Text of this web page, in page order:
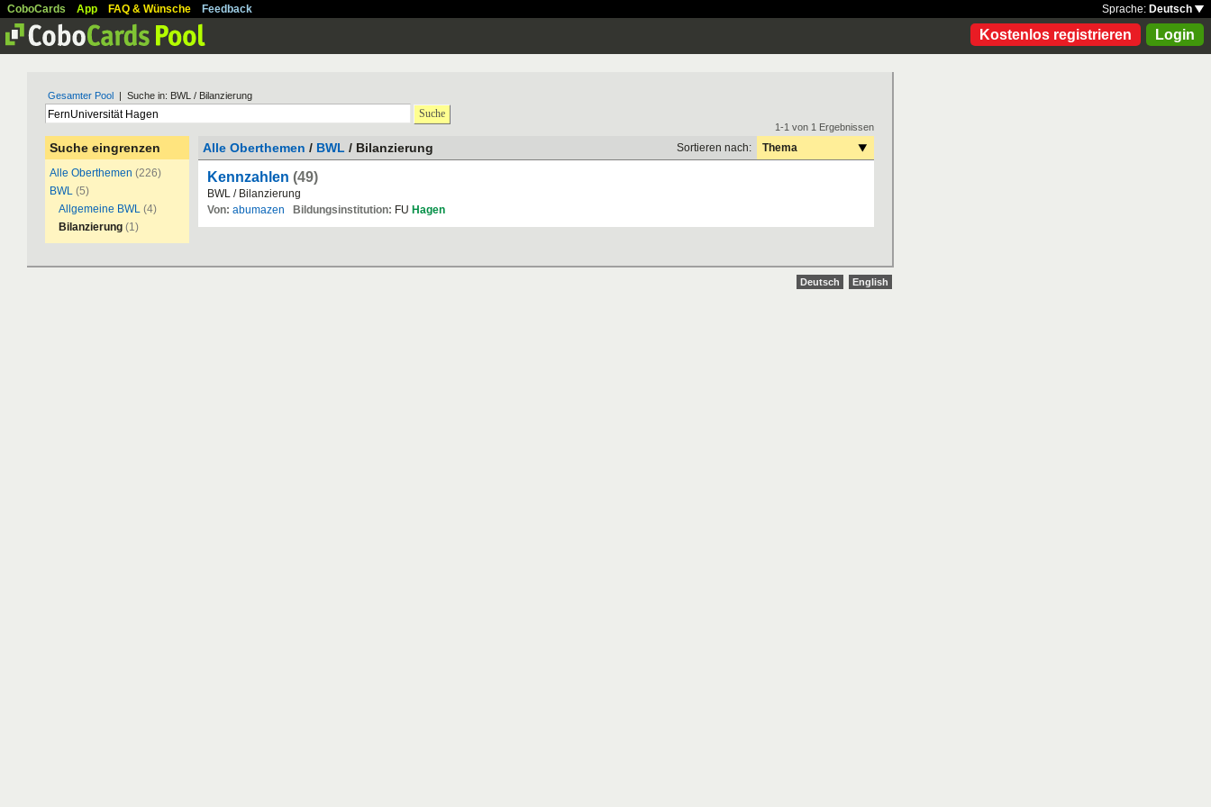
CoboCards App FAQ & Wünsche Feedback Sprache: Deutsch
Kostenlos registrieren Login
Gesamter Pool | Suche in: BWL / Bilanzierung
Suche
Suche eingrenzen
Alle Oberthemen (226)
BWL (5)
Allgemeine BWL (4)
Bilanzierung (1)
1-1 von 1 Ergebnissen
Alle Oberthemen / BWL / Bilanzierung Sortieren nach: Thema
Kennzahlen (49)
BWL / Bilanzierung
Von: abumazen Bildungsinstitution: FU Hagen
Deutsch English